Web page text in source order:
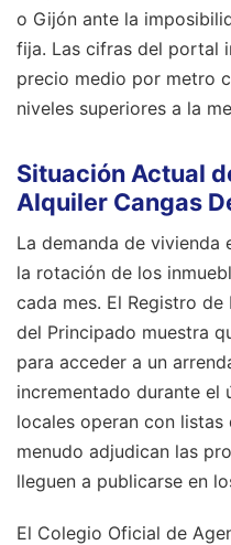
o Gijón ante la
fija. Las cifras del portal
precio medio por metro
niveles superiores a la
Situación Actual
Alquiler Cangas
La demanda de vivienda
la rotación de los
cada mes. El Registro
del Principado muestra
para acceder a un
incrementado durante el
locales operan con listas
menudo adjudican las
lleguen a publicarse en
El Colegio Oficial de